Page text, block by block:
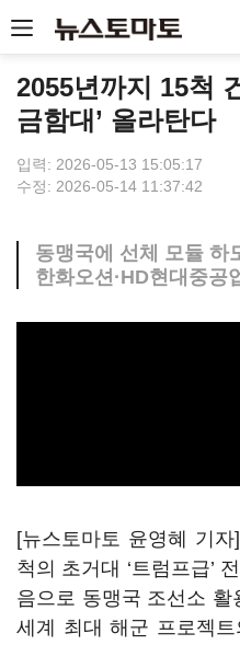
2055년까지 15척
금함대’ 올라탄다
입력: 2026-05-13 15:05:17
수정: 2026-05-14 11:37:42
동맹국에 선체 모듈 하
한화오션·HD현대중공
[뉴스토마토 윤영혜 기
척의 초거대 ‘트럼프급’
음으로 동맹국 조선소 활
세계 최대 해군 프로젝